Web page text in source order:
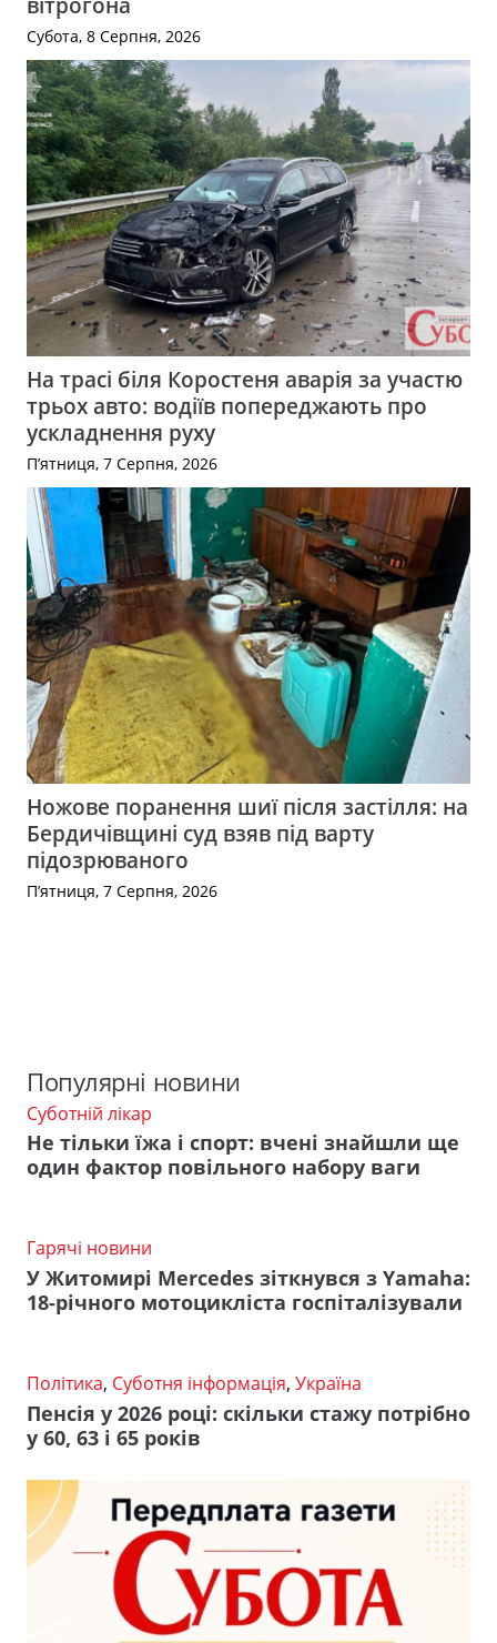
Субота, 8 Серпня, 2026
На трасі біля Коростеня аварія за участю
трьох авто: водіїв попереджають про
ускладнення руху
П’ятниця, 7 Серпня, 2026
Ножове поранення шиї після застілля: на
Бердичівщині суд взяв під варту
підозрюваного
П’ятниця, 7 Серпня, 2026
Популярні новини
Суботній лікар
Не тільки їжа і спорт: вчені знайшли ще
один фактор повільного набору ваги
Гарячі новини
У Житомирі Mercedes зіткнувся з Yamaha:
18-річного мотоцикліста госпіталізували
Політика, Суботня інформація, Україна
Пенсія у 2026 році: скільки стажу потрібно
у 60, 63 і 65 років